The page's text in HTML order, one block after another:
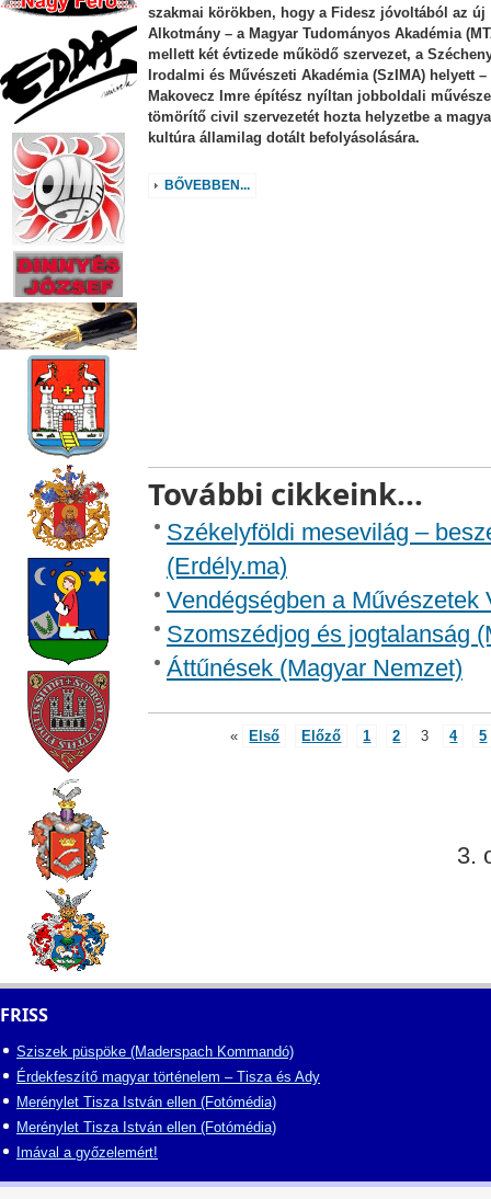
szakmai körökben, hogy a Fidesz jóvoltából az új
Alkotmány – a Magyar Tudományos Akadémia
mellett két évtizede működő szervezet, a
Irodalmi és Művészeti Akadémia (SzIMA) helyett –
Makovecz Imre építész nyíltan jobboldali
tömörítő civil szervezetét hozta helyzetbe a
kultúra államilag dotált befolyásolására.
BŐVEBBEN...
További cikkeink...
Székelyföldi mesevilág –
(Erdély.ma)
Vendégségben a Művészetek
Szomszédjog és jogtalanság
Áttűnések (Magyar Nemzet)
« Első Előző 1 2 3 4 5
3.
FRISS
Sziszek püspöke (Maderspach Kommandó)
Érdekfeszítő magyar történelem – Tisza és Ady
Merénylet Tisza István ellen (Fotómédia)
Merénylet Tisza István ellen (Fotómédia)
Imával a győzelemért!